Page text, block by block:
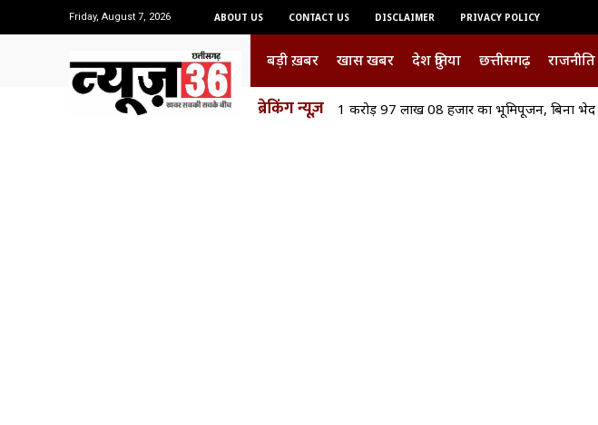
Friday, August 7, 2026 ABOUT US CONTACT US DISCLAIMER PRIVACY POLICY
बड़ी ख़बर खास खबर देश दुनिया छत्तीसगढ़ राजनीति
ब्रेकिंग न्यूज़ 1 करोड़ 97 लाख 08 हजार का भूमिपूजन, बिना भेद